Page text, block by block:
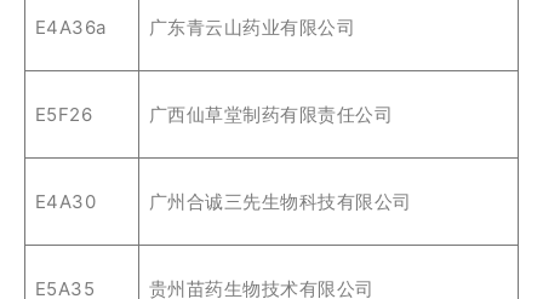
E4A36a 广东青云山药业有限公司
E5F26 广西仙草堂制药有限责任公司
E4A30 广州合诚三先生物科技有限公司
E5A35 贵州苗药生物技术有限公司